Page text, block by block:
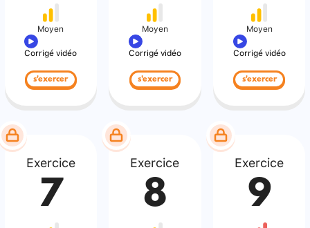
Moyen
Corrigé vidéo
s'exercer
Moyen
Corrigé vidéo
s'exercer
Moyen
Corrigé vidéo
s'exercer
Exercice
7
Exercice
8
Exercice
9